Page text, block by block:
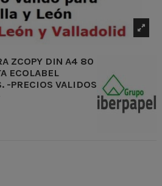
ZCOPY DIN A4 80
ECOLABEL
-PRECIOS VALIDOS